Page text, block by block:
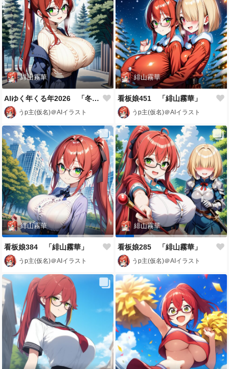
緋山霧華
AIゆく年くる年2026 「冬のおでかけコーデ」
うp主(仮名)＠AIイラスト
緋山霧華
看板娘451 「緋山霧華」
うp主(仮名)＠AIイラスト
緋山霧華
看板娘384 「緋山霧華」
うp主(仮名)＠AIイラスト
緋山霧華
看板娘285 「緋山霧華」
うp主(仮名)＠AIイラスト